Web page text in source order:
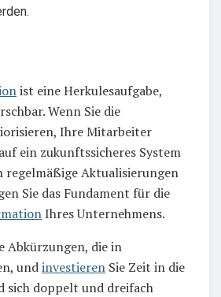
ist eine Herkulesaufgabe,
Wenn Sie die
Ihre Mitarbeiter
ein zukunftssicheres System
regelmäßige Aktualisierungen
Sie das Fundament für die
Ihres Unternehmens.
Abkürzungen, die in
undinvestieren Sie Zeit in die
sich doppelt und dreifach